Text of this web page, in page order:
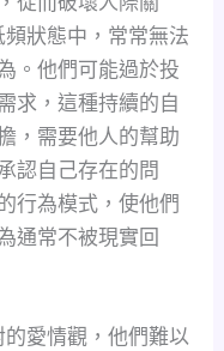
狀態中，常常無法
。他們可能過於投
求，這種持續的自
，需要他人的幫助
認自己存在的問
行為模式，使他們
通常不被現實回
愛情觀，他們難以